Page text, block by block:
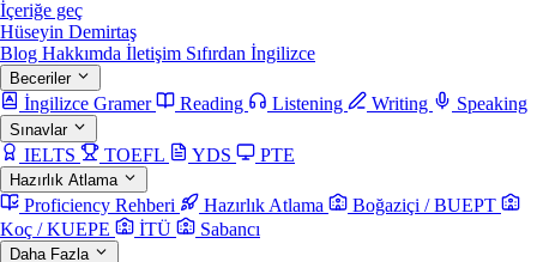
İçeriğe geç
Hüseyin Demirtaş
Blog Hakkımda İletişim Sıfırdan İngilizce
Beceriler
İngilizce Gramer Reading Listening Writing Speaking
Sınavlar
IELTS TOEFL YDS PTE
Hazırlık Atlama
Proficiency Rehberi Hazırlık Atlama
Boğaziçi / BUEPT
Koç / KUEPE
İTÜ Sabancı
Daha Fazla